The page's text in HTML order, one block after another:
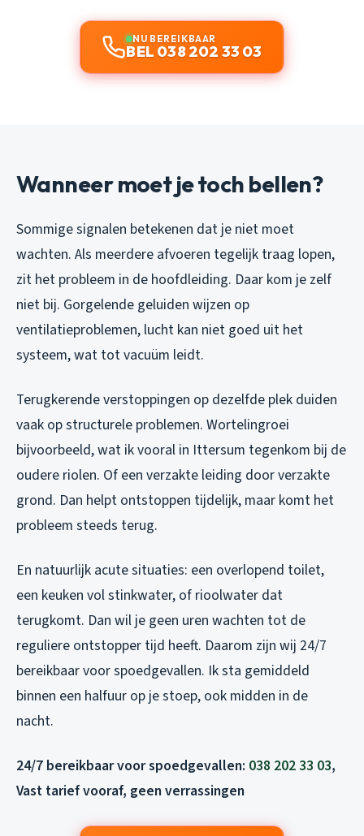
NU BEREIKBAAR
BEL 038 202 33 03
Wanneer moet je toch bellen?
Sommige signalen betekenen dat je niet moet
wachten. Als meerdere afvoeren tegelijk traag lopen,
zit het probleem in de hoofdleiding. Daar kom je zelf
niet bij. Gorgelende geluiden wijzen op
ventilatieproblemen, lucht kan niet goed uit het
systeem, wat tot vacuüm leidt.
Terugkerende verstoppingen op dezelfde plek duiden
vaak op structurele problemen. Wortelingroei
bijvoorbeeld, wat ik vooral in Ittersum tegenkom bij de
oudere riolen. Of een verzakte leiding door verzakte
grond. Dan helpt ontstoppen tijdelijk, maar komt het
probleem steeds terug.
En natuurlijk acute situaties: een overlopend toilet,
een keuken vol stinkwater, of rioolwater dat
terugkomt. Dan wil je geen uren wachten tot de
reguliere ontstopper tijd heeft. Daarom zijn wij 24/7
bereikbaar voor spoedgevallen. Ik sta gemiddeld
binnen een halfuur op je stoep, ook midden in de
nacht.
24/7 bereikbaar voor spoedgevallen: 038 202 33 03,
Vast tarief vooraf, geen verrassingen